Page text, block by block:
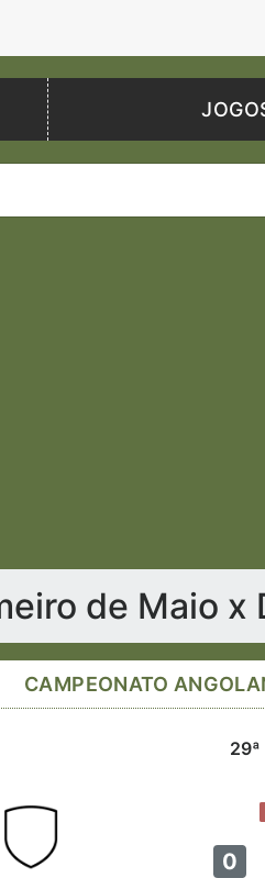
de Maio
CAMPEONATO
29ª
0